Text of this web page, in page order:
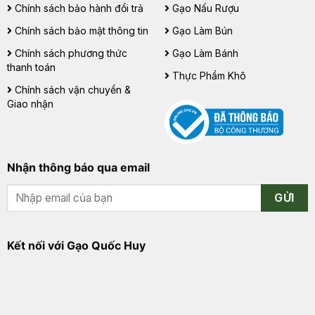
Chính sách bảo hành đổi trả
Chính sách bảo mật thông tin
Chính sách phương thức
thanh toán
Chính sách vận chuyển &
Giao nhận
Gạo Nấu Rượu
Gạo Làm Bún
Gạo Làm Bánh
Thực Phẩm Khô
Nhận thông báo qua email
GỬI
Kết nối với Gạo Quốc Huy